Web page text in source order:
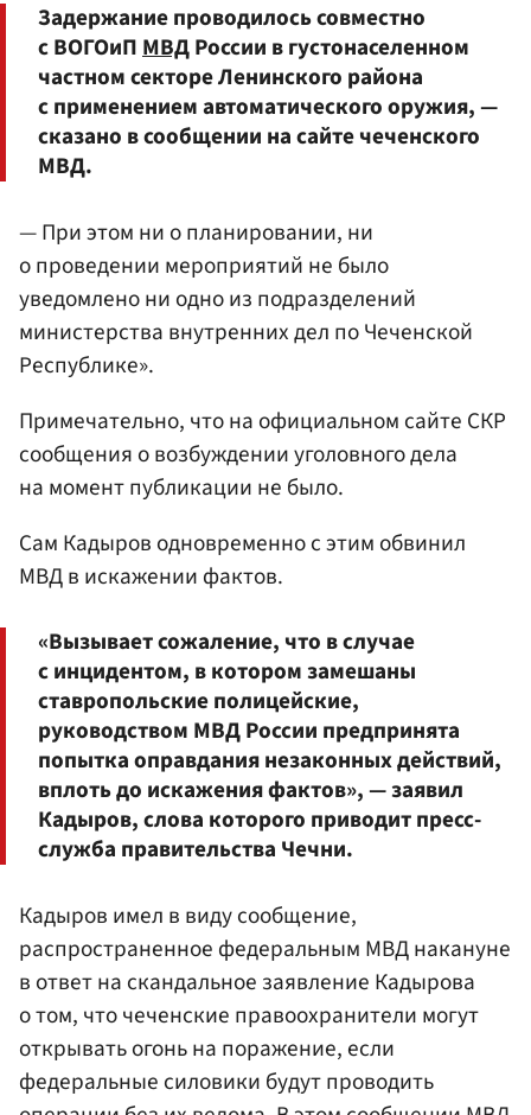
Задержание проводилось совместно
с ВОГОиПМВДРоссии в густонаселенном
частном секторе Ленинского района
с применением автоматического оружия, —
сказано в сообщении на сайте чеченского
МВД.
— При этом ни о планировании, ни
о проведении мероприятий не было
уведомлено ни одно из подразделений
министерства внутренних дел по Чеченской
Республике».
Примечательно, что на официальном сайте СКР
сообщения о возбуждении уголовного дела
на момент публикации не было.
Сам Кадыров одновременно с этим обвинил
МВД в искажении фактов.
«Вызывает сожаление, что в случае
с инцидентом, в котором замешаны
ставропольские полицейские,
руководством МВД России предпринята
попытка оправдания незаконных действий,
вплоть до искажения фактов», — заявил
Кадыров, слова которого приводит пресс-
служба правительства Чечни.
Кадыров имел в виду сообщение,
распространенное федеральным МВД накануне
в ответ на скандальное заявление Кадырова
о том, что чеченские правоохранители могут
открывать огонь на поражение, если
федеральные силовики будут проводить